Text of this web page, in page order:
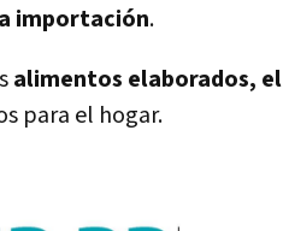
importación.
alimentos elaborados, el
para el hogar.